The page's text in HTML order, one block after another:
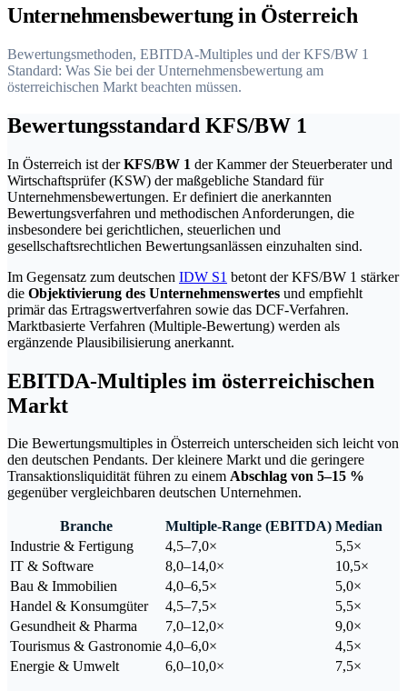
Unternehmensbewertung in Österreich
Bewertungsmethoden, EBITDA-Multiples und der KFS/BW 1
Standard: Was Sie bei der Unternehmensbewertung am
österreichischen Markt beachten müssen.
Bewertungsstandard KFS/BW 1
In Österreich ist derKFS/BW 1 der Kammer der Steuerberater und
Wirtschaftsprüfer (KSW) der maßgebliche Standard für
Unternehmensbewertungen. Er definiert die anerkannten
Bewertungsverfahren und methodischen Anforderungen, die
insbesondere bei gerichtlichen, steuerlichen und
gesellschaftsrechtlichen Bewertungsanlässen einzuhalten sind.
Im Gegensatz zum deutschen IDW S1 betont der KFS/BW 1 stärker
die Objektivierung des Unternehmenswertes und empfiehlt
primär das Ertragswertverfahren sowie das DCF-Verfahren.
Marktbasierte Verfahren (Multiple-Bewertung) werden als
ergänzende Plausibilisierung anerkannt.
EBITDA-Multiples im österreichischen
Markt
Die Bewertungsmultiples in Österreich unterscheiden sich leicht von
den deutschen Pendants. Der kleinere Markt und die geringere
Transaktionsliquidität führen zu einem Abschlag von 5–15 %
gegenüber vergleichbaren deutschen Unternehmen.
Branche Multiple-Range (EBITDA) Median
Industrie & Fertigung
4,5–7,0×
5,5×
IT & Software
8,0–14,0×
10,5×
Bau & Immobilien
4,0–6,5×
5,0×
Handel & Konsumgüter
4,5–7,5×
5,5×
Gesundheit & Pharma
7,0–12,0×
9,0×
Tourismus & Gastronomie 4,0–6,0×
4,5×
Energie & Umwelt
6,0–10,0× 7,5×